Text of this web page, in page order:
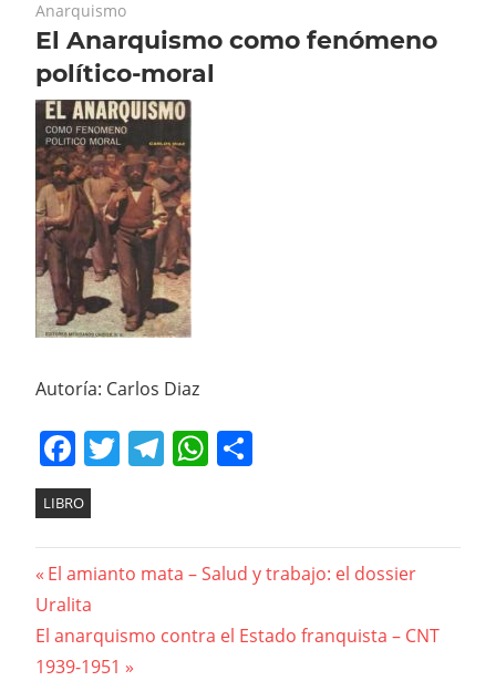
28 de febrero de 2023
Anarquismo
El Anarquismo como fenómeno
político-moral
Autoría: Carlos Diaz
Facebook
Twitter
Telegram
WhatsApp
LIBRO
Navegación
de
Previous
Post:
El amianto mata – Salud y trabajo: el dossier
Uralita
Next
Post:
El anarquismo contra el Estado franquista – CNT
1939-1951